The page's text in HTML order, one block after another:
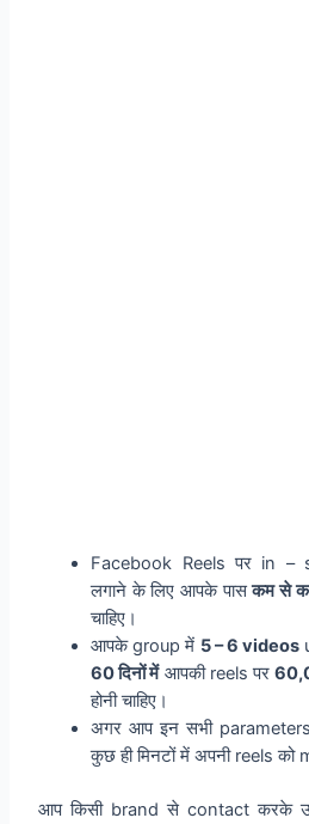
Facebook Reels पर in –
लगाने के लिए आपके पासकम से
चाहिए।
आपके group में 5 – 6 videos
60 दिनों मेंआपकी reels पर
होनी चाहिए।
अगर आप इन सभी
कुछ ही मिनटों में अपनी reels
आप किसी brand से contact करके